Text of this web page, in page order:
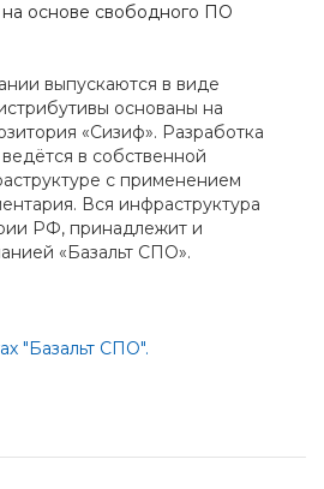
основе свободного ПО
выпускаются в виде
основаны на
«Сизиф». Разработка
в собственной
с применением
Вся инфраструктура
РФ, принадлежит и
«Базальт СПО».
"Базальт СПО".